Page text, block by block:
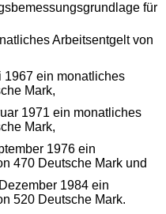
für
Arbeitsentgelt von
1967 ein monatliches
Mark,
1971 ein monatliches
Mark,
1976 ein
470 Deutsche Mark und
1984 ein
520 Deutsche Mark.